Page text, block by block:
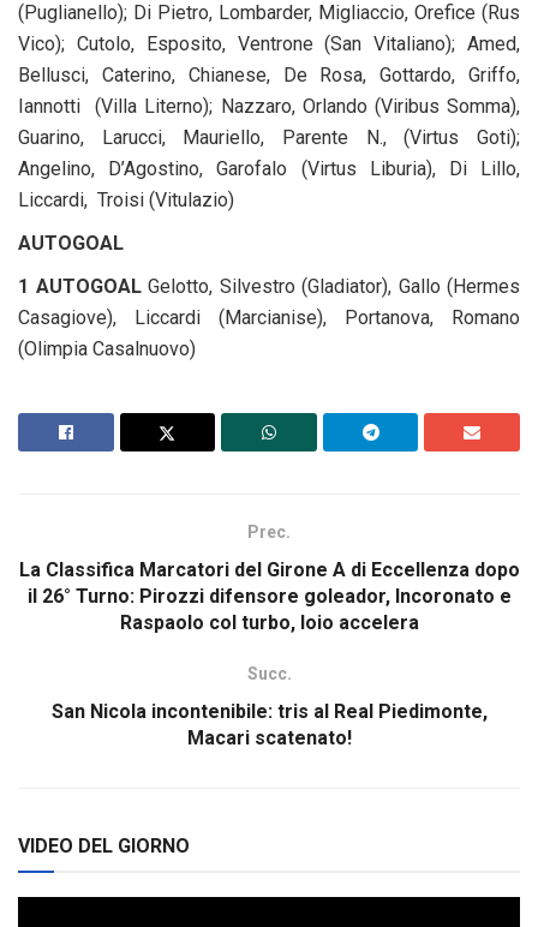
(Puglianello); Di Pietro, Lombarder, Migliaccio, Orefice (Rus
Vico); Cutolo, Esposito, Ventrone (San Vitaliano); Amed,
Bellusci, Caterino, Chianese, De Rosa, Gottardo, Griffo,
Iannotti (Villa Literno); Nazzaro, Orlando (Viribus Somma),
Guarino, Larucci, Mauriello, Parente N., (Virtus Goti);
Angelino, D’Agostino, Garofalo (Virtus Liburia), Di Lillo,
Liccardi, Troisi (Vitulazio)
AUTOGOAL
1 AUTOGOAL Gelotto, Silvestro (Gladiator), Gallo (Hermes
Casagiove), Liccardi (Marcianise), Portanova, Romano
(Olimpia Casalnuovo)
Prec.
La Classifica Marcatori del Girone A di Eccellenza dopo
il 26° Turno: Pirozzi difensore goleador, Incoronato e
Raspaolo col turbo, Ioio accelera
Succ.
San Nicola incontenibile: tris al Real Piedimonte,
Macari scatenato!
VIDEO DEL GIORNO